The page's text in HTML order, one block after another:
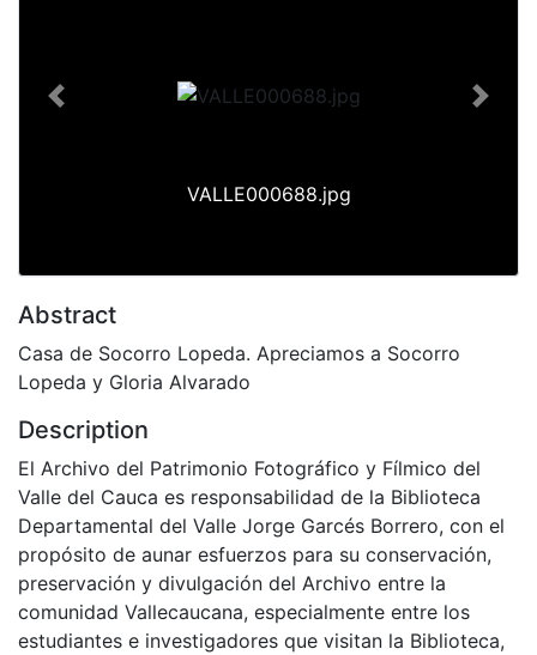
VALLE000688.jpg
Previous Next
Abstract
Casa de Socorro Lopeda. Apreciamos a Socorro
Lopeda y Gloria Alvarado
Description
El Archivo del Patrimonio Fotográfico y Fílmico del
Valle del Cauca es responsabilidad de la Biblioteca
Departamental del Valle Jorge Garcés Borrero, con el
propósito de aunar esfuerzos para su conservación,
preservación y divulgación del Archivo entre la
comunidad Vallecaucana, especialmente entre los
estudiantes e investigadores que visitan la Biblioteca,